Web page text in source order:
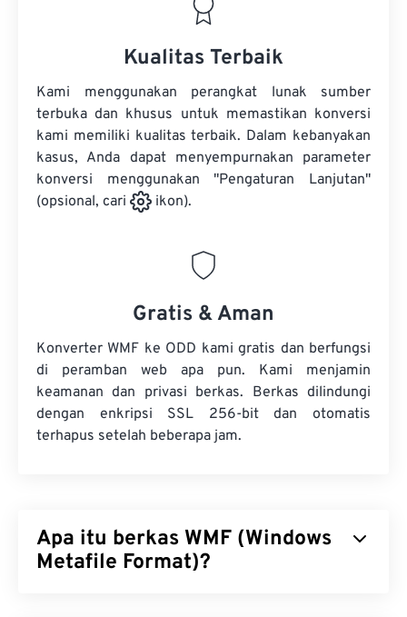
Kualitas Terbaik
Kami menggunakan perangkat lunak sumber
terbuka dan khusus untuk memastikan konversi
kami memiliki kualitas terbaik. Dalam kebanyakan
kasus, Anda dapat menyempurnakan parameter
konversi menggunakan "Pengaturan Lanjutan"
(opsional, cari
ikon).
Gratis & Aman
Konverter WMF ke ODD kami gratis dan berfungsi
di peramban web apa pun. Kami menjamin
keamanan dan privasi berkas. Berkas dilindungi
dengan enkripsi SSL 256-bit dan otomatis
terhapus setelah beberapa jam.
Apa itu berkas WMF (Windows
Metafile Format)?